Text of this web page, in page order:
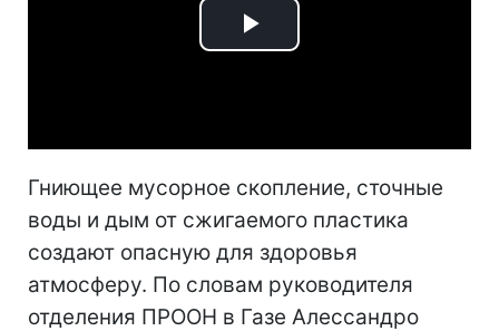
Play
Гниющее мусорное скопление, сточные
воды и дым от сжигаемого пластика
создают опасную для здоровья
атмосферу. По словам руководителя
отделения ПРООН в Газе Алессандро